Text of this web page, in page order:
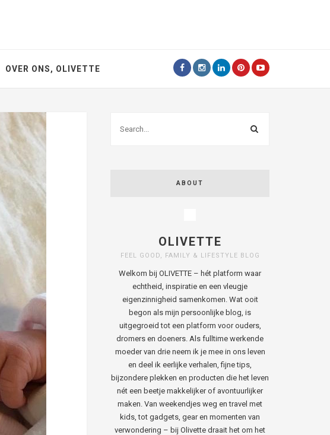
OVER ONS, OLIVETTE
ABOUT
OLIVETTE
FEEL GOOD, FAMILY & LIFESTYLE BLOG
Welkom bij OLIVETTE – hét platform waar
echtheid, inspiratie en een vleugje
eigenzinnigheid samenkomen. Wat ooit
begon als mijn persoonlijke blog, is
uitgegroeid tot een platform voor ouders,
dromers en doeners. Als fulltime werkende
moeder van drie neem ik je mee in ons leven
en deel ik eerlijke verhalen, fijne tips,
bijzondere plekken en producten die het leven
nét een beetje makkelijker of avontuurlijker
maken. Van weekendjes weg en travel met
kids, tot gadgets, gear en momenten van
verwondering – bij Olivette draait het om het